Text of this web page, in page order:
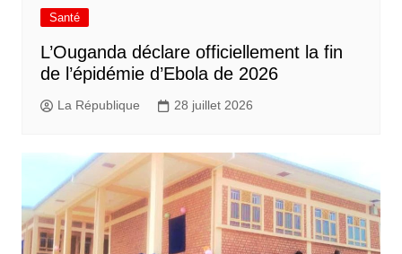
Santé
L’Ouganda déclare officiellement la fin
de l’épidémie d’Ebola de 2026
La République 28 juillet 2026